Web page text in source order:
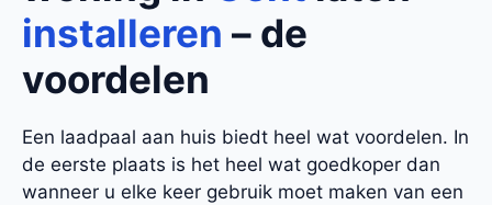
installeren – de
voordelen
Een laadpaal aan huis biedt heel wat voordelen. In
de eerste plaats is het heel wat goedkoper dan
wanneer u elke keer gebruik moet maken van een